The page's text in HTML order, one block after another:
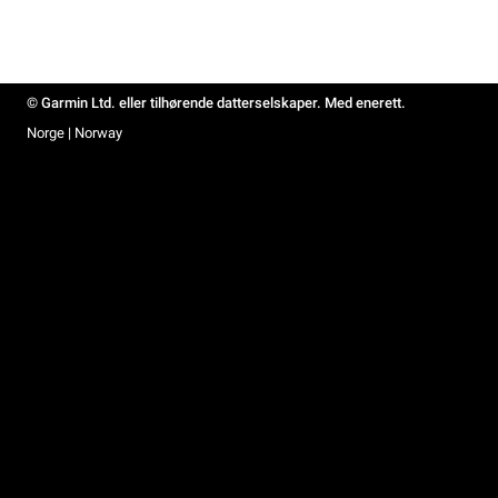
© Garmin Ltd. eller tilhørende datterselskaper. Med enerett.
Norge | Norway